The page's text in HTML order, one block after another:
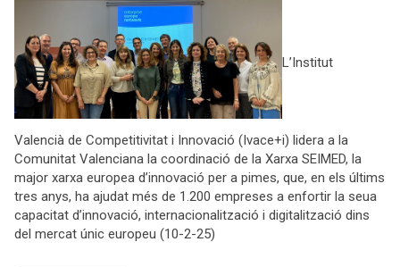
L’Institut
Valencià de Competitivitat i Innovació (Ivace+i) lidera a la
Comunitat Valenciana la coordinació de la Xarxa SEIMED, la
major xarxa europea d’innovació per a pimes, que, en els últims
tres anys, ha ajudat més de 1.200 empreses a enfortir la seua
capacitat d’innovació, internacionalització i digitalització dins
del mercat únic europeu (10-2-25)